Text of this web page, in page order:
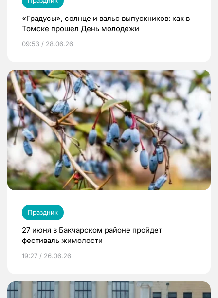
«Градусы», солнце и вальс выпускников: как в
Томске прошел День молодежи
09:53 / 28.06.26
Праздник
27 июня в Бакчарском районе пройдет
фестиваль жимолости
19:27 / 26.06.26